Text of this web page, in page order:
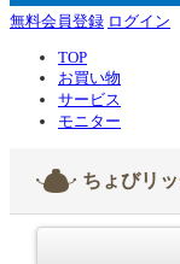
無料会員登録 ログイン
TOP
お買い物
サービス
モニター
ちょびリ